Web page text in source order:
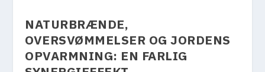
NATURBRÆNDE,
OVERSVØMMELSER OG JORDENS
OPVARMNING: EN FARLIG